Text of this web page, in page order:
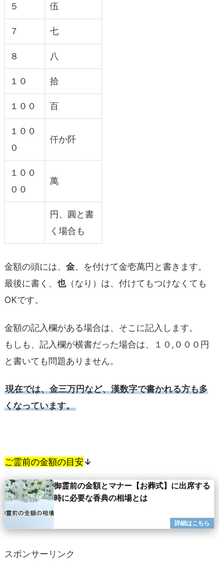
５ 伍
７ 七
８ 八
１０ 拾
１００ 百
１００
０
仟か阡
１００
００
萬
円、圓と書
く場合も
金額の頭には、 金、を付けて金壱萬円と書きます。
最後に書く、 也（なり）は、付けてもつけなくても
OKです。
金額の記入欄がある場合は、そこに記入します。
もしも、記入欄が横書だった場合は、１０,０００円
と書いても問題ありません。
現在では、金三万円など、漢数字で書かれる方も多
くなっています。
ご霊前の金額の目安↓
御霊前の金額とマナー【お葬式】に出席する
時に必要な香典の相場とは
スポンサーリンク